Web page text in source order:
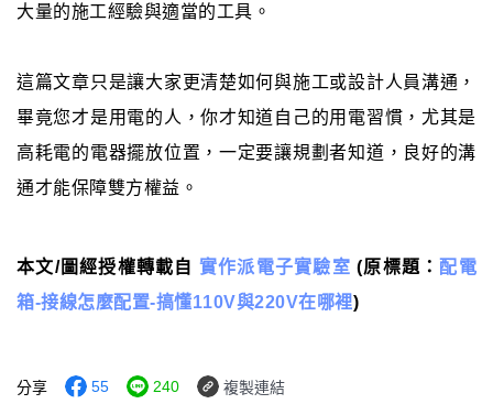
大量的施工經驗與適當的工具。
這篇文章只是讓大家更清楚如何與施工或設計人員溝通，
畢竟您才是用電的人，你才知道自己的用電習慣，尤其是
高耗電的電器擺放位置，一定要讓規劃者知道，良好的溝
通才能保障雙方權益。
本文/圖經授權轉載自 實作派電子實驗室 (原標題： 配電
箱-接線怎麼配置-搞懂110V與220V在哪裡)
分享 55 240 複製連結